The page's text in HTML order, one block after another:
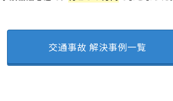
交通事故 解決事例一覧